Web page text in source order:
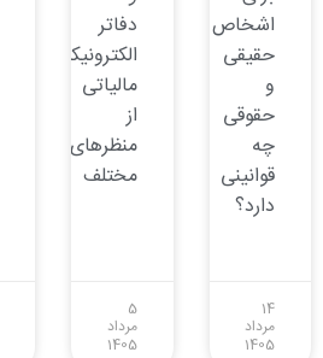
اشخاص
حقیقی
و
حقوقی
چه
قوانینی
دارد؟
14
مرداد
1405
دفاتر
الکترونیکی
مالیاتی
از
منظرهای
مختلف
5
مرداد
1405